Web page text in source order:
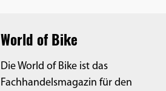
World of Bike
Die World of Bike ist das
Fachhandelsmagazin für den